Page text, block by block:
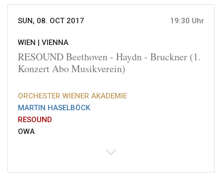
SUN, 08. OCT 2017 19:30 Uhr
WIEN | VIENNA
RESOUND Beethoven - Haydn - Bruckner (1.
Konzert Abo Musikverein)
ORCHESTER WIENER AKADEMIE
MARTIN HASELBÖCK
RESOUND
OWA